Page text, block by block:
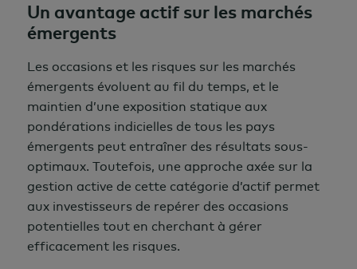
Un avantage actif sur les marchés
émergents
Les occasions et les risques sur les marchés
émergents évoluent au fil du temps, et le
maintien d’une exposition statique aux
pondérations indicielles de tous les pays
émergents peut entraîner des résultats sous-
optimaux. Toutefois, une approche axée sur la
gestion active de cette catégorie d’actif permet
aux investisseurs de repérer des occasions
potentielles tout en cherchant à gérer
efficacement les risques.